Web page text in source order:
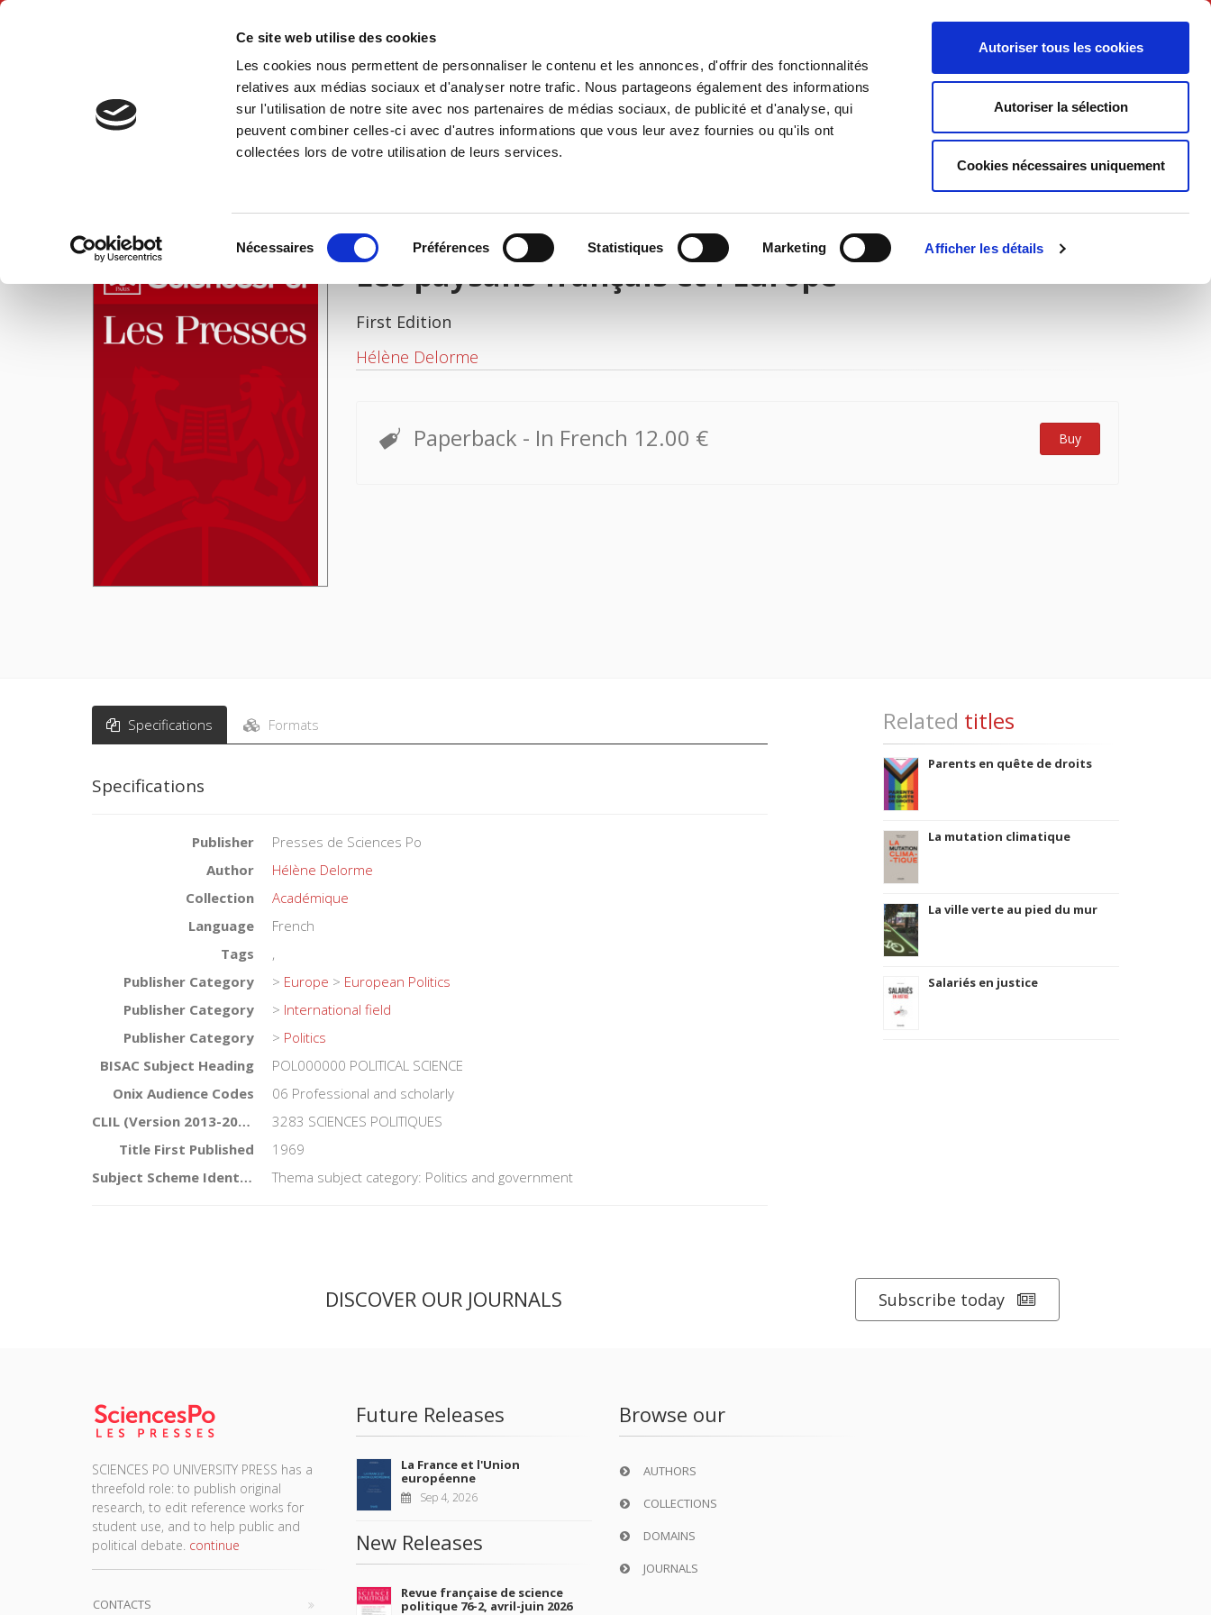
Ce site web utilise des cookies
Les cookies nous permettent de personnaliser le contenu et les annonces, d'offrir des fonctionnalités
relatives aux médias sociaux et d'analyser notre trafic. Nous partageons également des informations
sur l'utilisation de notre site avec nos partenaires de médias sociaux, de publicité et d'analyse, qui
peuvent combiner celles-ci avec d'autres informations que vous leur avez fournies ou qu'ils ont
collectées lors de votre utilisation de leurs services.
Nécessaires Préférences Statistiques Marketing Afficher les détails
Autoriser tous les cookies
Autoriser la sélection
Cookies nécessaires uniquement
English
Home Environment History International Politics
Home Les paysans français et l'Europe
Les paysans français et l'Europe
First Edition
Hélène Delorme
Paperback - In French 12.00 € Buy
Specifications Formats
Specifications
Publisher
Presses de Sciences Po
Author
Hélène Delorme
Collection
Académique
Language
French
Tags
,
Publisher Category
> Europe > European Politics
Publisher Category
> International field
Publisher Category
> Politics
BISAC Subject Heading
POL000000 POLITICAL SCIENCE
Onix Audience Codes
06 Professional and scholarly
CLIL (Version 2013-2019)
3283 SCIENCES POLITIQUES
Title First Published
1969
Subject Scheme Identifier Code
Thema subject category: Politics and government
Related titles
Parents en quête de droits
La mutation climatique
La ville verte au pied du mur
Salariés en justice
DISCOVER OUR JOURNALS Subscribe today
SCIENCES PO UNIVERSITY PRESS has a
threefold role: to publish original
research, to edit reference works for
student use, and to help public and
political debate. continue
CONTACTS
Future Releases
La France et l'Union
européenne
Sep 4, 2026
New Releases
Revue française de science
politique 76-2, avril-juin 2026
Browse our
AUTHORS
COLLECTIONS
DOMAINS
JOURNALS